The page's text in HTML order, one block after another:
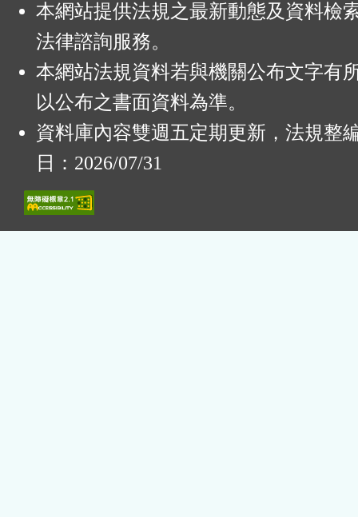
本網站提供法規之最新動態及資料檢
法律諮詢服務。
本網站法規資料若與機關公布文字有
以公布之書面資料為準。
資料庫內容雙週五定期更新，法規整
日：2026/07/31